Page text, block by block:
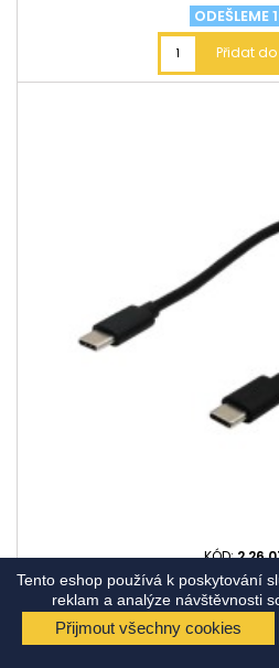
Tento eshop používá k poskytování
reklam a analýze návštěvnosti
Přijmout všechny cookies
ODEŠLEME
Přidat do
KÓD:
ADAPTÉR USB-
Adaptér USB-C